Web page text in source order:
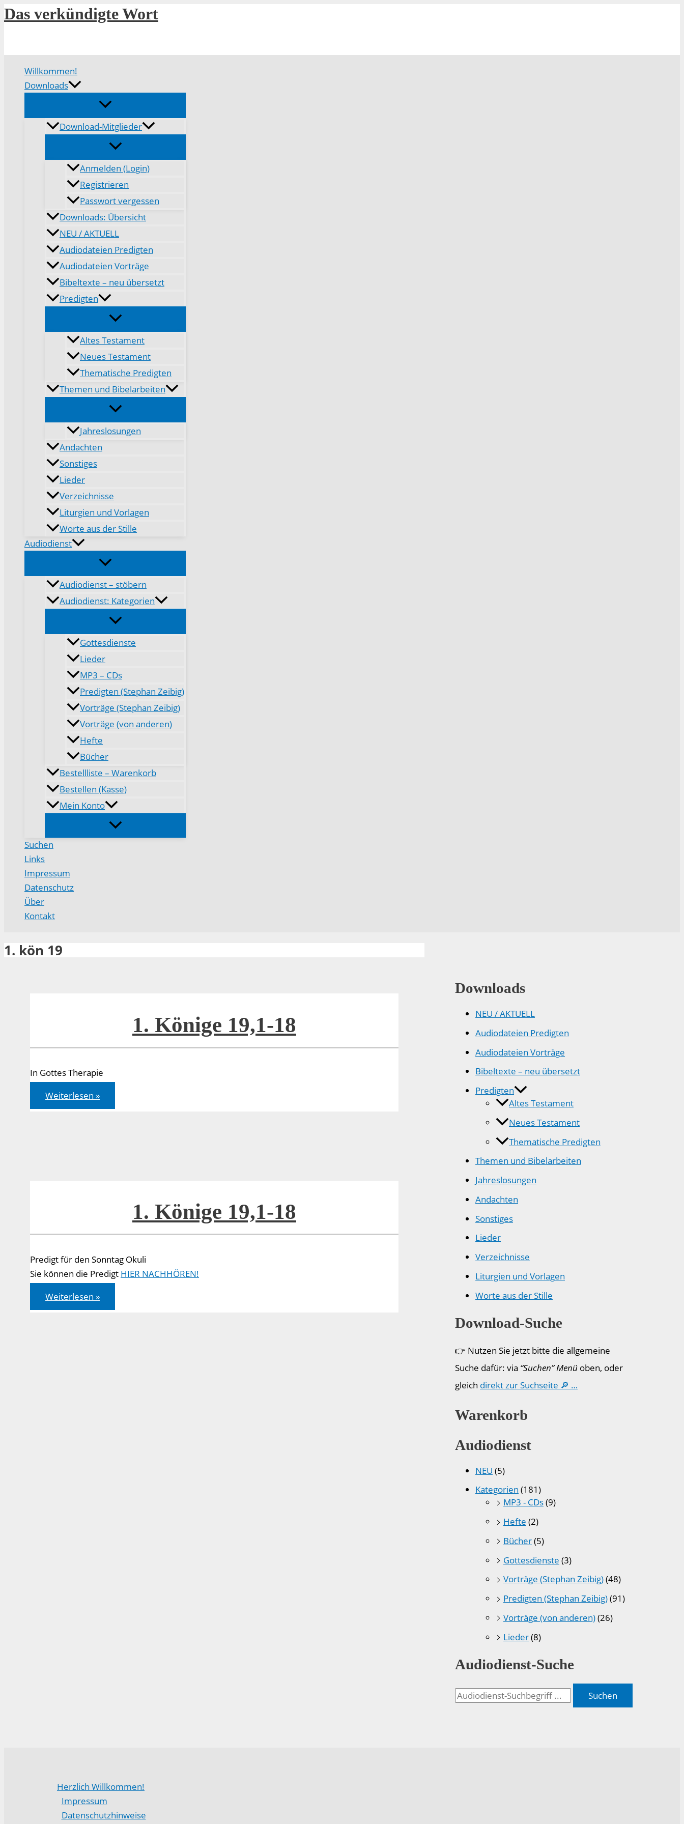
Zum
Inhalt
Das verkündigte Wort
Willkommen!
Downloads
Download-Mitglieder
Anmelden (Login)
Registrieren
Passwort vergessen
Downloads: Übersicht
NEU / AKTUELL
Audiodateien Predigten
Audiodateien Vorträge
Bibeltexte – neu übersetzt
Predigten
Altes Testament
Neues Testament
Thematische Predigten
Themen und Bibelarbeiten
Jahreslosungen
Andachten
Sonstiges
Lieder
Verzeichnisse
Liturgien und Vorlagen
Worte aus der Stille
Audiodienst
Audiodienst – stöbern
Audiodienst: Kategorien
Gottesdienste
Lieder
MP3 – CDs
Predigten (Stephan Zeibig)
Vorträge (Stephan Zeibig)
Vorträge (von anderen)
Hefte
Bücher
Bestellliste – Warenkorb
Bestellen (Kasse)
Mein Konto
Suchen
Links
Impressum
Datenschutz
Über
Kontakt
1. kön 19
1. Könige 19,1-18
In Gottes Therapie
1.
Könige
19,1-
Weiterlesen »
1. Könige 19,1-18
Predigt für den Sonntag Okuli
Sie können die Predigt HIER NACHHÖREN!
1.
Könige
19,1-
Weiterlesen »
Downloads
NEU / AKTUELL
Audiodateien Predigten
Audiodateien Vorträge
Bibeltexte – neu übersetzt
Predigten
Altes Testament
Neues Testament
Thematische Predigten
Themen und Bibelarbeiten
Jahreslosungen
Andachten
Sonstiges
Lieder
Verzeichnisse
Liturgien und Vorlagen
Worte aus der Stille
Download-Suche
👉 Nutzen Sie jetzt bitte die allgemeine
Suche dafür: via “Suchen” Menü oben, oder
gleich direkt zur Suchseite 🔎 …
Warenkorb
Audiodienst
NEU (5)
Kategorien (181)
MP3 - CDs(9)
Hefte (2)
Bücher(5)
Gottesdienste (3)
Vorträge (Stephan Zeibig)(48)
Predigten (Stephan Zeibig)(91)
Vorträge (von anderen)(26)
Lieder(8)
Audiodienst-Suche
Suchen
Herzlich Willkommen!
Impressum
Datenschutzhinweise